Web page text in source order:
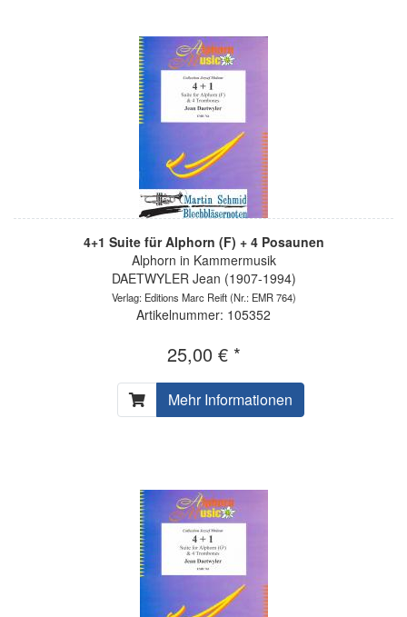
4+1 Suite für Alphorn (F) + 4 Posaunen
Alphorn in Kammermusik
DAETWYLER Jean (1907-1994)
Verlag: Editions Marc Reift(Nr.: EMR 764)
Artikelnummer: 105352
25,00 € *
Mehr Informationen